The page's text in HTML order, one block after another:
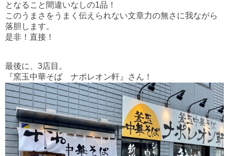
となること間違いなしの1品！
このうまさをうまく伝えられない文章力の無さに我ながら
落胆します。
是非！直接！
最後に、3店目。
『窯玉中華そば ナポレオン軒』さん！